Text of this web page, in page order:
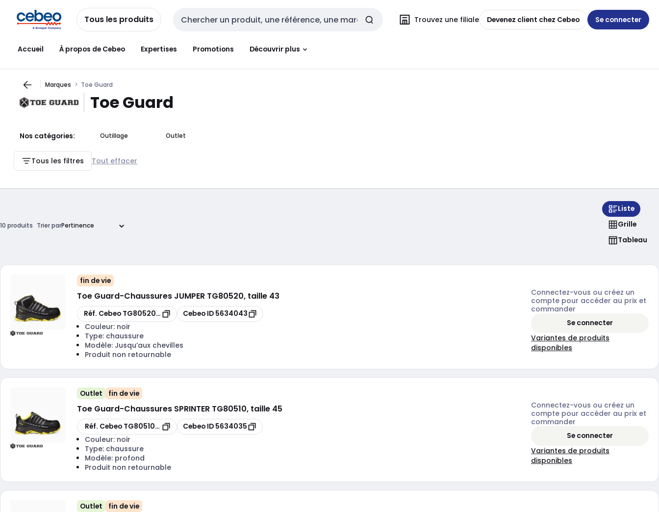
navigationau
contenu
Tous les produits Entrée de recherche Trouvez une filiale Devenez client chez Cebeo Se connecter
Accueil À propos de Cebeo Expertises Promotions Découvrir plus
Marques Toe Guard
Toe Guard
Nos catégories: Outillage Outlet
Tous les filtres Tout effacer
10 produits Trier par
Liste
Grille
Tableau
fin de vie
Toe Guard-Chaussures JUMPER TG80520, taille 43
Copier
Réf. Cebeo TG8052043 Copier
Cebeo ID 5634043
Couleur: noir
Type: chaussure
Modèle: Jusqu’aux chevilles
Produit non retournable
Connectez-vous ou créez un
compte pour accéder au prix et
commander
Se connecter
Variantes de produits
disponibles
Outlet fin de vie
Toe Guard-Chaussures SPRINTER TG80510, taille 45
Copier
Réf. Cebeo TG8051045 Copier
Cebeo ID 5634035
Couleur: noir
Type: chaussure
Modèle: profond
Produit non retournable
Connectez-vous ou créez un
compte pour accéder au prix et
commander
Se connecter
Variantes de produits
disponibles
Outlet fin de vie